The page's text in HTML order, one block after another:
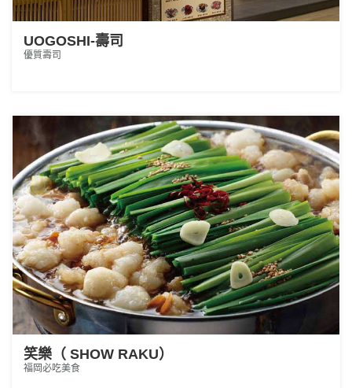
UOGOSHI-壽司
優質壽司
笑樂（ SHOW RAKU）
福岡必吃美食